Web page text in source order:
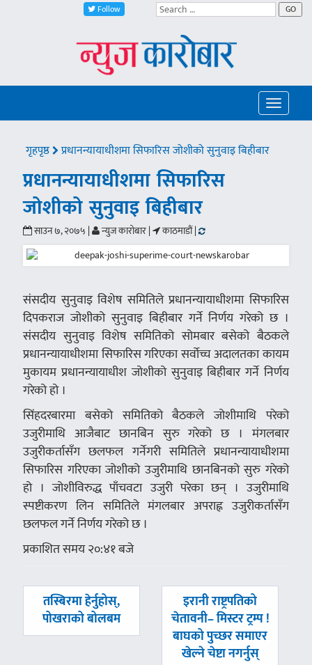
Follow GO
Toggle
गृहपृष्ठ प्रधानन्यायाधीशमा सिफारिस जोशीको सुनुवाइ बिहीबार
प्रधानन्यायाधीशमा सिफारिस
जोशीको सुनुवाइ बिहीबार
साउन ७, २०७५ | न्युज कारोबार | काठमाडौं |
संसदीय सुनुवाइ विशेष समितिले प्रधानन्यायाधीशमा सिफारिस
दिपकराज जोशीको सुनुवाइ बिहीबार गर्ने निर्णय गरेको छ ।
संसदीय सुनुवाइ विशेष समितिको सोमबार बसेको बैठकले
प्रधानन्यायाधीशमा सिफारिस गरिएका सर्वोच्च अदालतका कायम
मुकायम प्रधानन्यायाधीश जोशीको सुनुवाइ बिहीबार गर्ने निर्णय
गरेको हो ।
सिंहदरबारमा बसेको समितिको बैठकले जोशीमाथि परेको
उजुरीमाथि आजैबाट छानबिन सुरु गरेको छ । मंगलबार
उजुरीकर्तासँग छलफल गर्नेगरी समितिले प्रधानन्यायाधीशमा
सिफारिस गरिएका जोशीको उजुरीमाथि छानबिनको सुरु गरेको
हो । जोशीविरुद्ध पाँचवटा उजुरी परेका छन् । उजुरीमाथि
स्पष्टीकरण लिन समितिले मंगलबार अपराह्न उजुरीकर्तासँग
छलफल गर्ने निर्णय गरेको छ ।
प्रकाशित समय २०:४१ बजे
पछिल्लाे
-
तस्बिरमा हेर्नुहोस्,
पोखराको बोलबम
अघिल्लाे
-
इरानी राष्ट्रपतिको
चेतावनी– मिस्टर ट्रम्प !
बाघको पुच्छर समाएर
खेल्ने चेष्टा नगर्नुस्